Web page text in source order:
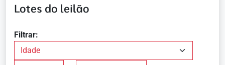
Lotes do leilão
Filtrar: